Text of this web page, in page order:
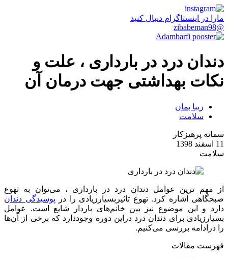
مارا در اینستاگرام دنبال کنید
@zibabeman98
دندان درد در بارداری ، علت و
نکات بهداشتی جهت درمان آن
زیبا بمان
سلامت
سمانه پرهیزکار
11 اسفند 1398
سلامت
از مهم ترین عوامل دندان درد در بارداری ، می‌توان به تهوع
صبحگاهی اشاره کرد. تهوع تاثیربسیارزیادی را در پوسیدگی دندان
دارد و این موضوع نیز بین خانم‌های باردار شایع است. عوامل
بسیارزیادی برای دندان درد دراین دوره وجوددارد که برخی از آن‌ها
را درادامه بررسی می‌کنیم.
فهرست مقالات